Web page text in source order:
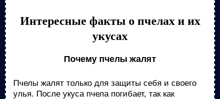
Интересные факты о пчелах и их
укусах
Почему пчелы жалят
Пчелы жалят только для защиты себя и своего
улья. После укуса пчела погибает, так как